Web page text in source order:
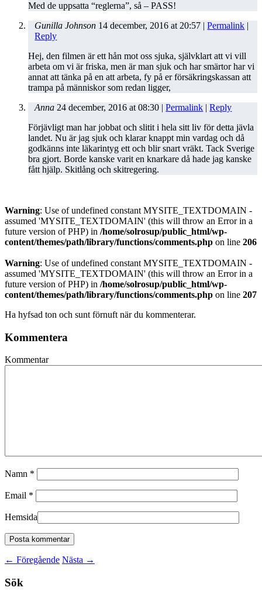
Med de uppsatta “reglerna”, så – PASS!
Gunilla Johnson 14 december, 2016 at 20:57 |Permalink |
Reply
Hej, den filmen är ett hån mot oss sjuka, självklart att vi vill
arbeta om vi är friska, men är man sjuk och har smärtor har vi
annat att tänka på en att arbeta, fy på er försäkringskassan att
trampa på människor som redan ligger,
Anna 24 december, 2016 at08:30 |Permalink |Reply
Förjävligt man har jobbat och slitit i hela sitt liv för detta jävla
landet. Nu är jag sjuk och klarar knappt min vardag och då
godkänns inte läkarintyg ett och blir snart vräkt. Tack Sverige
bra gjort. Borde kanske varit en knarkare då hade jag kanske
fått hjälp. Skitlång och skitregering.
Warning: Use of undefined constant MYSITE_TEXTDOMAIN -
assumed 'MYSITE_TEXTDOMAIN' (this will throw an Error in a
future version of PHP) in /home/solrosup/public_html/wp-
content/themes/path/library/functions/comments.php on line 206
Warning: Use of undefined constant MYSITE_TEXTDOMAIN -
assumed 'MYSITE_TEXTDOMAIN' (this will throw an Error in a
future version of PHP) in /home/solrosup/public_html/wp-
content/themes/path/library/functions/comments.php on line 207
Ha hyfsad ton och sunt förnuft när du kommenterar.
Kommentera
Kommentar
Namn *
Email *
Hemsida
← Föregående Nästa →
Sök